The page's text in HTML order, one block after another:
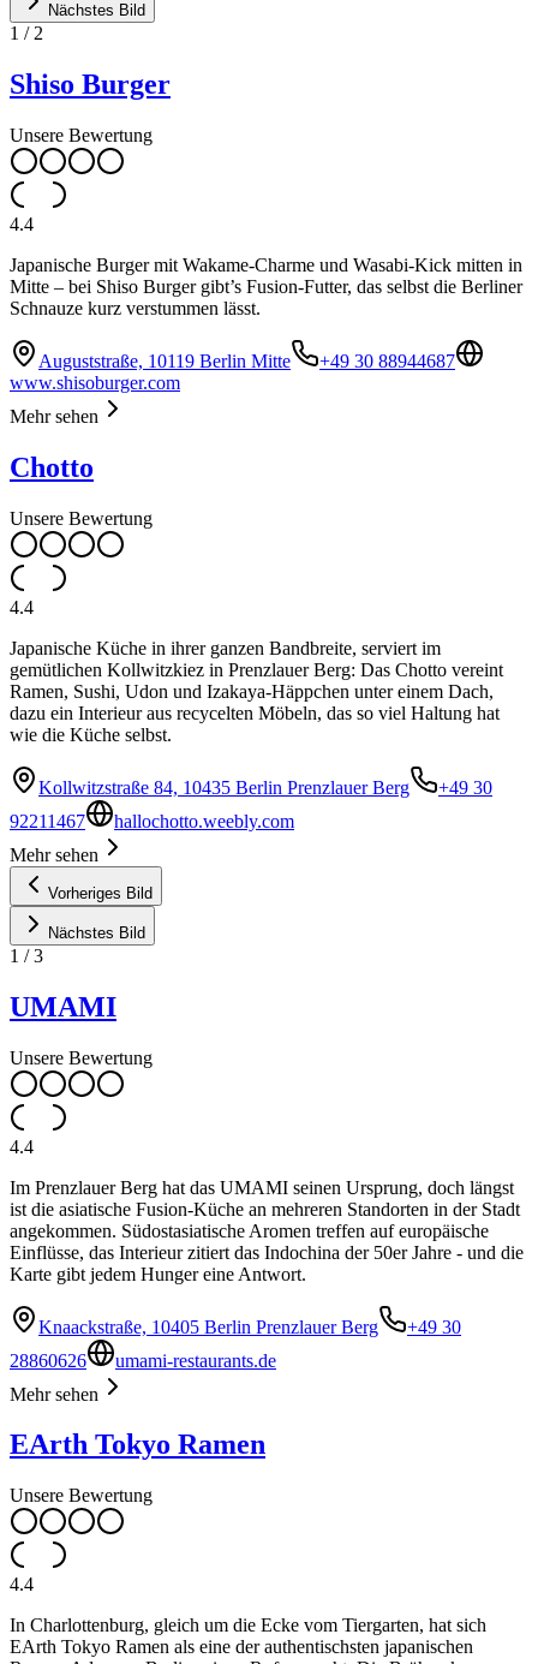
Nächstes Bild
1 / 2
Shiso Burger
Unsere Bewertung
4.4
Japanische Burger mit Wakame-Charme und Wasabi-Kick mitten in
Mitte – bei Shiso Burger gibt’s Fusion-Futter, das selbst die Berliner
Schnauze kurz verstummen lässt.
Auguststraße, 10119 Berlin Mitte
+49 30 88944687
www.shisoburger.com
Mehr sehen
Chotto
Unsere Bewertung
4.4
Japanische Küche in ihrer ganzen Bandbreite, serviert im
gemütlichen Kollwitzkiez in Prenzlauer Berg: Das Chotto vereint
Ramen, Sushi, Udon und Izakaya-Häppchen unter einem Dach,
dazu ein Interieur aus recycelten Möbeln, das so viel Haltung hat
wie die Küche selbst.
Kollwitzstraße 84, 10435 Berlin Prenzlauer Berg
+49 30
92211467
hallochotto.weebly.com
Mehr sehen
Vorheriges Bild
Nächstes Bild
1 /3
UMAMI
Unsere Bewertung
4.4
Im Prenzlauer Berg hat das UMAMI seinen Ursprung, doch längst
ist die asiatische Fusion-Küche an mehreren Standorten in der Stadt
angekommen. Südostasiatische Aromen treffen auf europäische
Einflüsse, das Interieur zitiert das Indochina der 50er Jahre - und die
Karte gibt jedem Hunger eine Antwort.
Knaackstraße, 10405 Berlin Prenzlauer Berg
+49 30
28860626
umami-restaurants.de
Mehr sehen
EArth Tokyo Ramen
Unsere Bewertung
4.4
In Charlottenburg, gleich um die Ecke vom Tiergarten, hat sich
EArth Tokyo Ramen als eine der authentischsten japanischen